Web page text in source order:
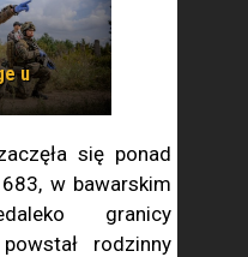
u
się ponad
w bawarskim
granicy
rodzinny